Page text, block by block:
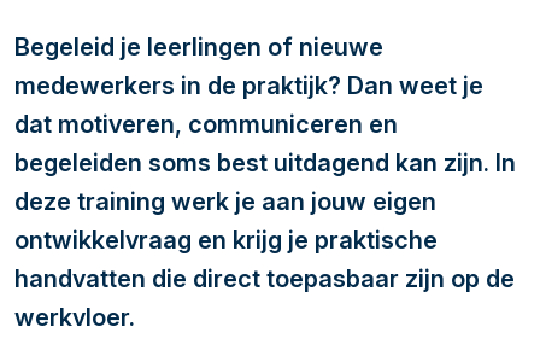
Begeleid je leerlingen of nieuwe
medewerkers in de praktijk? Dan weet je
dat motiveren, communiceren en
begeleiden soms best uitdagend kan zijn. In
deze training werk je aan jouw eigen
ontwikkelvraag en krijg je praktische
handvatten die direct toepasbaar zijn op de
werkvloer.